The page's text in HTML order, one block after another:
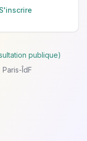
S'inscrire
publique)
Paris-ÎdF